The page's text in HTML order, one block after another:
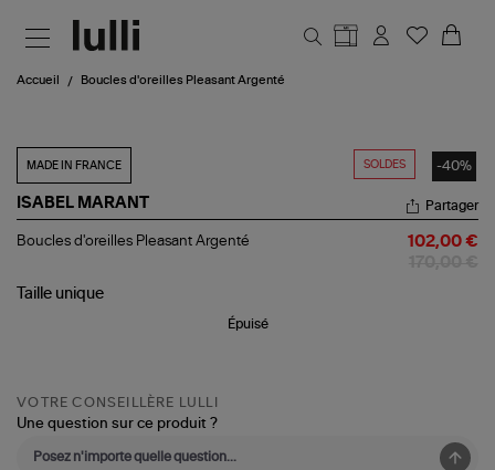
Accueil Boucles d'oreilles Pleasant Argenté
SOLDES -40%
MADE IN FRANCE
ISABEL MARANT
Boucles
Argenté
Partager
Boucles d'oreilles Pleasant Argenté 102,00 €
Taille unique
Épuisé
VOTRE CONSEILLÈRE LULLI
Une question sur ce produit ?